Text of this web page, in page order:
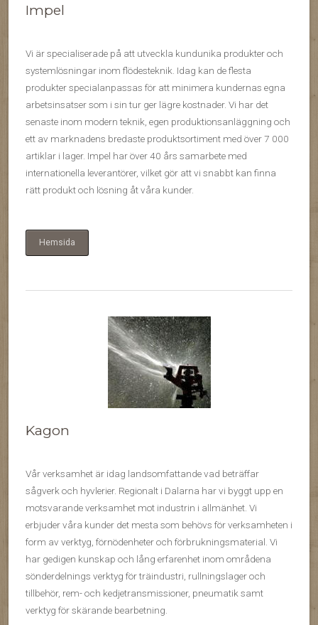
Impel
Vi är specialiserade på att utveckla kundunika produkter och
systemlösningar inom flödesteknik. Idag kan de flesta
produkter specialanpassas för att minimera kundernas egna
arbetsinsatser som i sin tur ger lägre kostnader. Vi har det
senaste inom modern teknik, egen produktionsanläggning och
ett av marknadens bredaste produktsortiment med över 7 000
artiklar i lager. Impel har över 40 års samarbete med
internationella leverantörer, vilket gör att vi snabbt kan finna
rätt produkt och lösning åt våra kunder.
Hemsida
Kagon
Vår verksamhet är idag landsomfattande vad beträffar
sågverk och hyvlerier. Regionalt i Dalarna har vi byggt upp en
motsvarande verksamhet mot industrin i allmänhet. Vi
erbjuder våra kunder det mesta som behövs för verksamheten i
form av verktyg, förnödenheter och förbrukningsmaterial. Vi
har gedigen kunskap och lång erfarenhet inom områdena
sönderdelnings verktyg för träindustri, rullningslager och
tillbehör, rem- och kedjetransmissioner, pneumatik samt
verktyg för skärande bearbetning.